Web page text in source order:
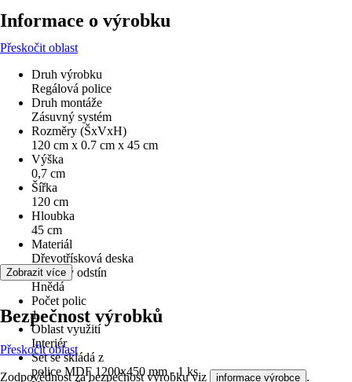
Informace o výrobku
Přeskočit oblast
Druh výrobku
Regálová police
Druh montáže
Zásuvný systém
Rozměry (ŠxVxH)
120 cm x 0.7 cm x 45 cm
Výška
0,7 cm
Šířka
120 cm
Hloubka
45 cm
Materiál
Dřevotřísková deska
Barevný odstín
Hnědá
Počet polic
1
Oblast využití
Interiér
Set se skládá z
police MDF 1200x450 mm - 1 ks
Zobrazit více
Bezpečnost výrobků
Přeskočit oblast
Zodpovědnost za bezpečnost výrobku viz informace výrobce .